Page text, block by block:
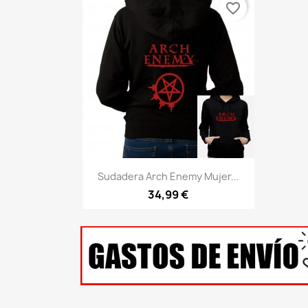
 Vista rápida
Sudadera Arch Enemy Mujer...
34,99 €
favorite_border